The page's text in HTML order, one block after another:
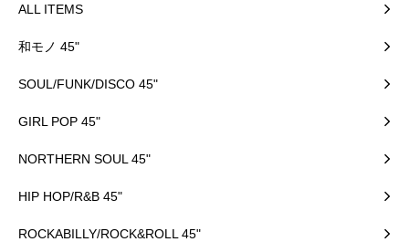
ALL ITEMS
和モノ 45"
SOUL/FUNK/DISCO 45"
GIRL POP 45"
NORTHERN SOUL 45"
HIP HOP/R&B 45"
ROCKABILLY/ROCK&ROLL 45"